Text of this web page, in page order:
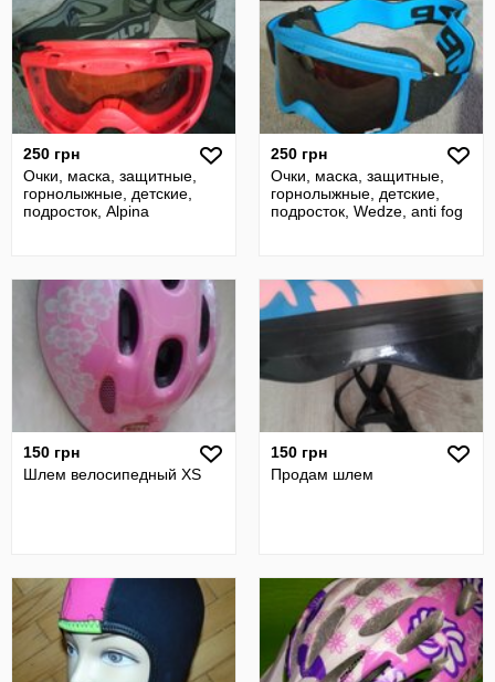
250 грн
Очки, маска, защитные,
горнолыжные, детские,
подросток, Alpina
250 грн
Очки, маска, защитные,
горнолыжные, детские,
подросток, Wedze, anti fog
150 грн
Шлем велосипедный XS
150 грн
Продам шлем